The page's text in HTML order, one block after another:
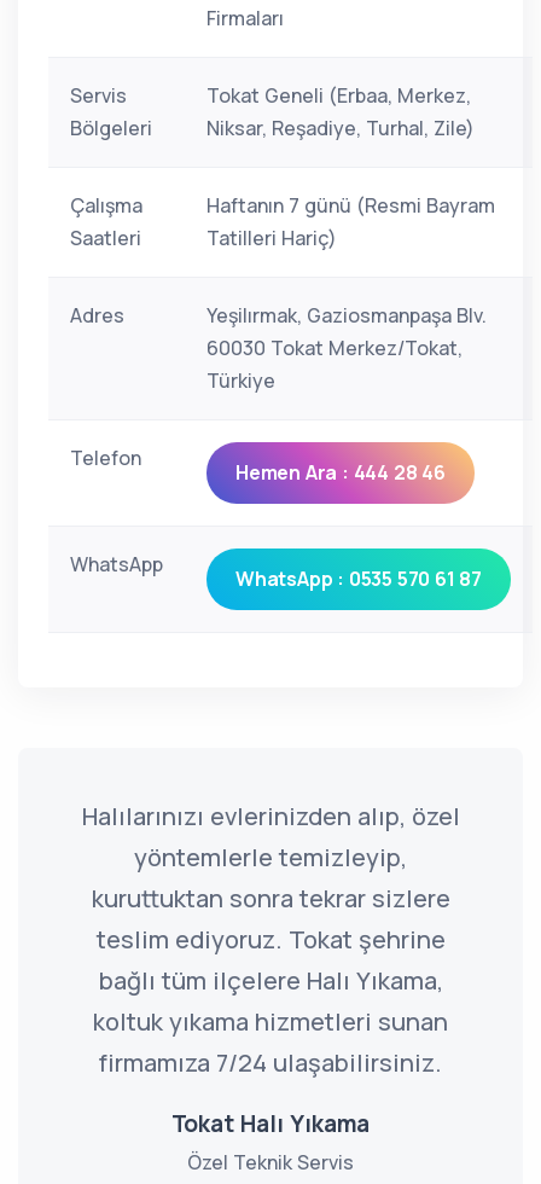
Firmaları
Servis
Bölgeleri
Tokat Geneli (Erbaa, Merkez,
Niksar, Reşadiye, Turhal, Zile)
Çalışma
Saatleri
Haftanın 7 günü (Resmi Bayram
Tatilleri Hariç)
Adres
Yeşilırmak, Gaziosmanpaşa Blv.
60030 Tokat Merkez/Tokat,
Türkiye
Telefon
Hemen Ara : 444 28 46
WhatsApp
WhatsApp : 0535 570 61 87
Halılarınızı evlerinizden alıp, özel
yöntemlerle temizleyip,
kuruttuktan sonra tekrar sizlere
teslim ediyoruz. Tokat şehrine
bağlı tüm ilçelere Halı Yıkama,
koltuk yıkama hizmetleri sunan
firmamıza 7/24 ulaşabilirsiniz.
Tokat Halı Yıkama
Özel Teknik Servis